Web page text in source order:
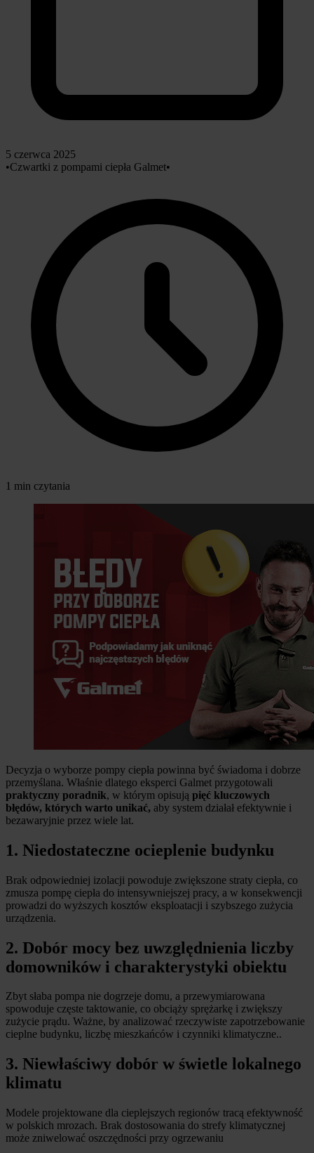
5 czerwca 2025
•Czwartki z pompami ciepła Galmet•
1 min czytania
Decyzja o wyborze pompy ciepła powinna być świadoma i dobrze
przemyślana. Właśnie dlatego eksperci Galmet przygotowali
praktyczny poradnik, w którym opisują pięć kluczowych
błędów, których warto unikać, aby system działał efektywnie i
bezawaryjnie przez wiele lat.
1. Niedostateczne ocieplenie budynku
Brak odpowiedniej izolacji powoduje zwiększone straty ciepła, co
zmusza pompę ciepła do intensywniejszej pracy, a w konsekwencji
prowadzi do wyższych kosztów eksploatacji i szybszego zużycia
urządzenia.
2. Dobór mocy bez uwzględnienia liczby
domowników i charakterystyki obiektu
Zbyt słaba pompa nie dogrzeje domu, a przewymiarowana
spowoduje częste taktowanie, co obciąży sprężarkę i zwiększy
zużycie prądu. Ważne, by analizować rzeczywiste zapotrzebowanie
cieplne budynku, liczbę mieszkańców i czynniki klimatyczne..
3. Niewłaściwy dobór w świetle lokalnego
klimatu
Modele projektowane dla cieplejszych regionów tracą efektywność
w polskich mrozach. Brak dostosowania do strefy klimatycznej
może zniwelować oszczędności przy ogrzewaniu